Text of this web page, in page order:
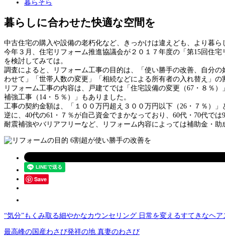
暮らそら
暮らしに合わせた快適な空間を
中古住宅の購入や設備の老朽化など、きっかけは違えども、より暮
今年３月、住宅リフォーム推進協議会が２０１７年度の「第15回住
を検討してみては。
調査によると、リフォーム工事の目的は、「使い勝手の改善、自分
わせて」「世帯人数の変更」「相続などによる所有者の入れ替え」
リフォーム工事の内容は、戸建てでは「住宅設備の変更（67・８％
補強工事（14・５％）」もありました。
工事の契約金額は、「１００万円超え３００万円以下（26・７％）
逆に、40代の61・７％が自己資金でまかなっており、60代・70代で
耐震補強やバリアフリーなど、リフォーム内容によっては補助金・
Save
“気分”もくみ取る細やかなカウンセリング 日常を変えるすてきなヘ
最高峰の国産わさび発祥の地 真妻のわさび